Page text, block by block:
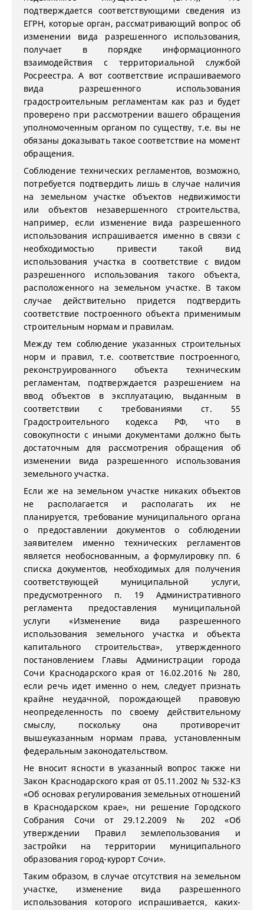
подтверждается соответствующими сведения из
ЕГРН, которые орган, рассматривающий вопрос об
изменении вида разрешенного использования,
получает в порядке информационного
взаимодействия с территориальной службой
Росреестра. А вот соответствие испрашиваемого
вида разрешенного использования
градостроительным регламентам как раз и будет
проверено при рассмотрении вашего обращения
уполномоченным органом по существу, т.е. вы не
обязаны доказывать такое соответствие на момент
обращения.
Соблюдение технических регламентов, возможно,
потребуется подтвердить лишь в случае наличия
на земельном участке объектов недвижимости
или объектов незавершенного строительства,
например, если изменение вида разрешенного
использования испрашивается именно в связи с
необходимостью привести такой вид
использования участка в соответствие с видом
разрешенного использования такого объекта,
расположенного на земельном участке. В таком
случае действительно придется подтвердить
соответствие построенного объекта применимым
строительным нормам и правилам.
Между тем соблюдение указанных строительных
норм и правил, т.е. соответствие построенного,
реконструированного объекта техническим
регламентам, подтверждается разрешением на
ввод объектов в эксплуатацию, выданным в
соответствии с требованиями ст. 55
Градостроительного кодекса РФ, что в
совокупности с иными документами должно быть
достаточным для рассмотрения обращения об
изменении вида разрешенного использования
земельного участка.
Если же на земельном участке никаких объектов
не располагается и располагать их не
планируется, требование муниципального органа
о предоставлении документов о соблюдении
заявителем именно технических регламентов
является необоснованным, а формулировку пп. 6
списка документов, необходимых для получения
соответствующей муниципальной услуги,
предусмотренного п. 19 Административного
регламента предоставления муниципальной
услуги «Изменение вида разрешенного
использования земельного участка и объекта
капитального строительства», утвержденного
постановлением Главы Администрации города
Сочи Краснодарского края от 16.02.2016 № 280,
если речь идет именно о нем, следует признать
крайне неудачной, порождающей правовую
неопределенность по своему действительному
смыслу, поскольку она противоречит
вышеуказанным нормам права, установленным
федеральным законодательством.
Не вносит ясности в указанный вопрос также ни
Закон Краснодарского края от 05.11.2002 № 532-КЗ
«Об основах регулирования земельных отношений
в Краснодарском крае», ни решение Городского
Собрания Сочи от 29.12.2009 № 202 «Об
утверждении Правил землепользования и
застройки на территории муниципального
образования город-курорт Сочи».
Таким образом, в случае отсутствия на земельном
участке, изменение вида разрешенного
использования которого испрашивается, каких-